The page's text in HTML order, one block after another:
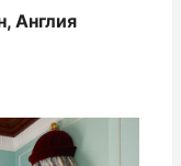
Англия